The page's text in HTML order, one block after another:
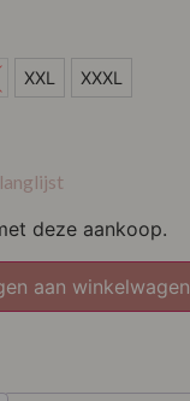
XXL XXXL
deze aankoop.
aan winkelwagen